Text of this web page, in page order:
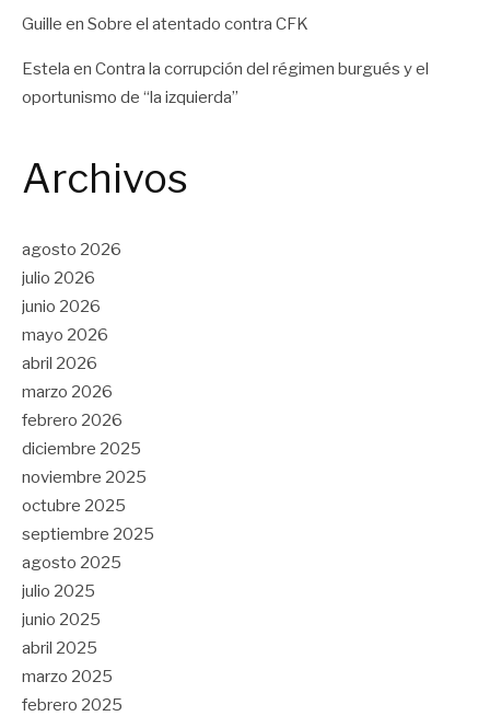
Guille en Sobre el atentado contra CFK
Estela en Contra la corrupción del régimen burgués y el
oportunismo de “la izquierda”
Archivos
agosto 2026
julio 2026
junio 2026
mayo 2026
abril 2026
marzo 2026
febrero 2026
diciembre 2025
noviembre 2025
octubre 2025
septiembre 2025
agosto 2025
julio 2025
junio 2025
abril 2025
marzo 2025
febrero 2025